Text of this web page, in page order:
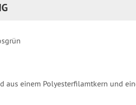
aus einem Polyesterfilamtkern und